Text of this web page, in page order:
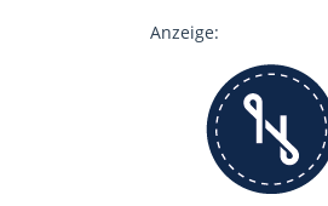
Anzeige: